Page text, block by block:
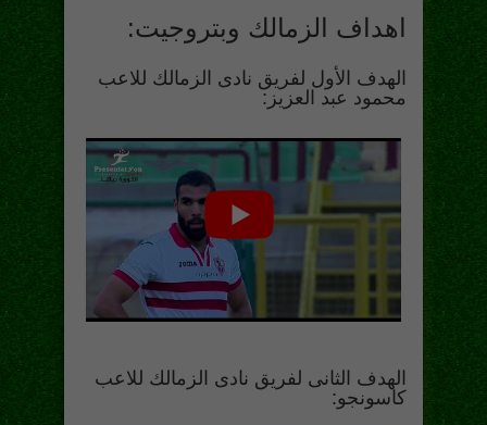
اهداف الزمالك وبتروجيت:
الهدف الأول لفريق نادى الزمالك للاعب
محمود عبد العزيز:
الهدف الثانى لفريق نادى الزمالك للاعب
كاسونجو: